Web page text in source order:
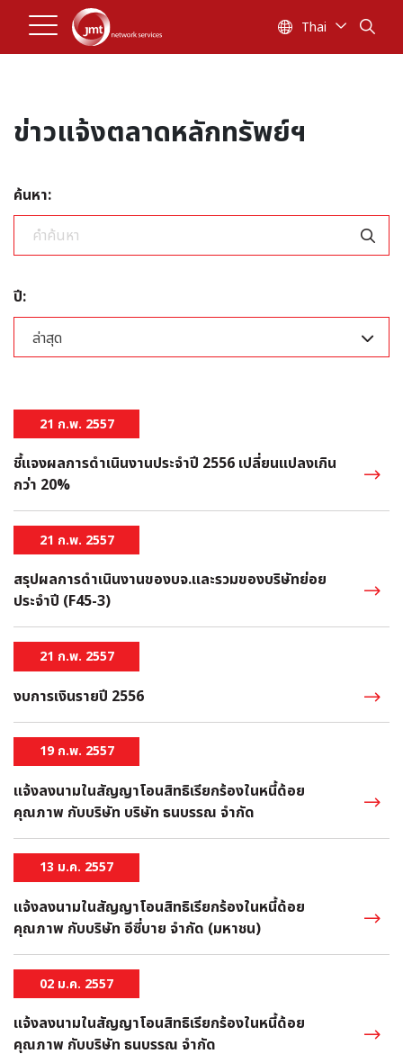
Thai
ข่าวแจ้งตลาดหลักทรัพย์ฯ
ค้นหา:
ปี:
ล่าสุด
21 ก.พ. 2557
ชี้แจงผลการดำเนินงานประจำปี 2556 เปลี่ยนแปลงเกิน
กว่า 20%
21 ก.พ. 2557
สรุปผลการดำเนินงานของบจ.และรวมของบริษัทย่อย
ประจำปี (F45-3)
21 ก.พ. 2557
งบการเงินรายปี 2556
19 ก.พ. 2557
แจ้งลงนามในสัญญาโอนสิทธิเรียกร้องในหนี้ด้อย
คุณภาพ กับบริษัท บริษัท ธนบรรณ จำกัด
13 ม.ค. 2557
แจ้งลงนามในสัญญาโอนสิทธิเรียกร้องในหนี้ด้อย
คุณภาพ กับบริษัท อีซี่บาย จำกัด (มหาชน)
02 ม.ค. 2557
แจ้งลงนามในสัญญาโอนสิทธิเรียกร้องในหนี้ด้อย
คุณภาพ กับบริษัท ธนบรรณ จำกัด